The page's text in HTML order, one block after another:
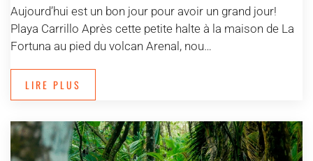
Aujourd’hui est un bon jour pour avoir un grand jour!
Playa Carrillo Après cette petite halte à la maison de La
Fortuna au pied du volcan Arenal, nou…
LIRE PLUS